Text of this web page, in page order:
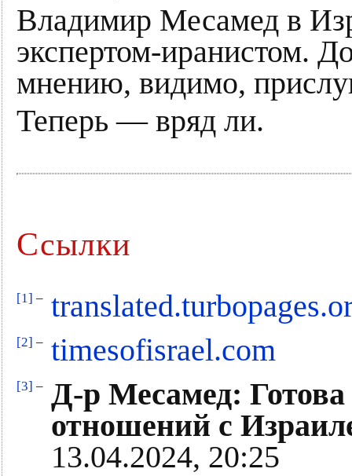
Владимир Месамед в
экспертом-иранистом.
мнению, видимо,
Теперь — вряд ли.
Ссылки
[1] –
[2] – timesofisrael.com
[3] – Д-р Месамед:
отношений с
13.04.2024, 20:25